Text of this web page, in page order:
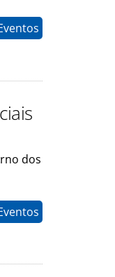
dos